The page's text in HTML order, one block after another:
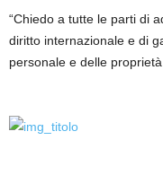
“Chiedo a tutte le parti di
diritto internazionale e di
personale e delle